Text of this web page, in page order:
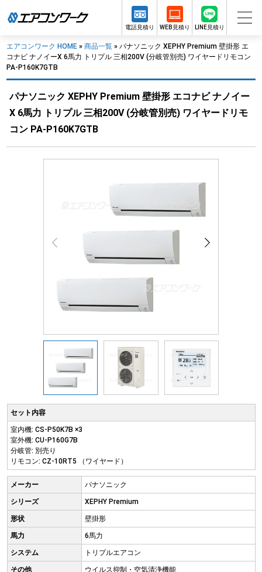
電話見積り WEB見積り LINE見積り
エアコンワーク HOME » 商品一覧 » パナソニック XEPHY Premium 壁掛形 エ
コナビ ナノイーX 6馬力 トリプル 三相200V (分岐管別売) ワイヤードリモコン
PA-P160K7GTB
パナソニック XEPHY Premium 壁掛形 エコナビ ナノイー
X 6馬力 トリプル 三相200V (分岐管別売) ワイヤードリモ
コン PA-P160K7GTB
セット内容
室内機: CS-P50K7B ×3
室外機: CU-P160G7B
分岐管: 別売り
リモコン: CZ-10RT5 （ワイヤード）
メーカー パナソニック
シリーズ XEPHY Premium
形状 壁掛形
馬力 6馬力
システム トリプルエアコン
その他 ウイルス抑制・空気清浄機能